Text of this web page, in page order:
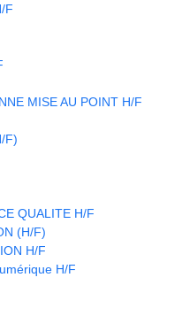
F
MISE AU POINT H/F
F)
QUALITE H/F
(H/F)
H/F
H/F